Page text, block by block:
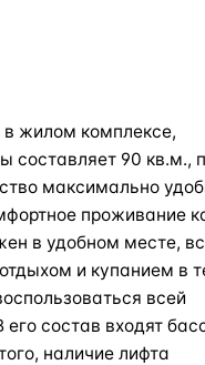
жилом комплексе,
составляет 90 кв.м.,
максимально
проживание
в удобном месте,
и купанием в
всей
состав входят
наличие лифта